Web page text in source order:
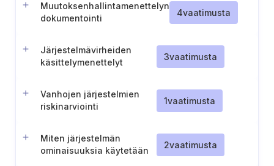
Muutoksenhallintamenettelyn
dokumentointi
4vaatimusta
Järjestelmävirheiden
käsittelymenettelyt
3vaatimusta
Vanhojen järjestelmien
riskinarviointi
1vaatimusta
Miten järjestelmän
ominaisuuksia käytetään
2vaatimusta